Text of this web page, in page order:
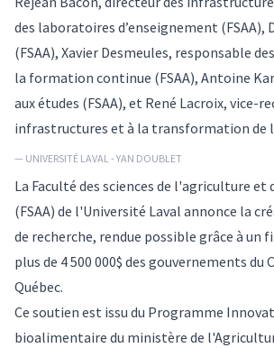
des laboratoires d’enseignement (FSAA),
(FSAA), Xavier Desmeules, responsable
la formation continue (FSAA), Antoine
aux études (FSAA), et René Lacroix, vice-
infrastructures et à la transformation de
— UNIVERSITÉ LAVAL - YAN DOUBLET
La Faculté des sciences de l'agriculture
(FSAA) de l'Université Laval annonce la
de recherche, rendue possible grâce à un
plus de 4 500 000$ des gouvernements du
Québec.
Ce soutien est issu du Programme
bioalimentaire du ministère de